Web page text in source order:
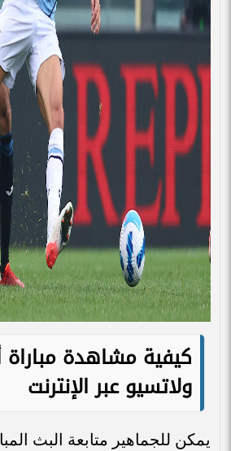
كيفية مشاهدة مباراة
ولاتسيو عبر الإنترنت
يمكن للجماهير متابعة البث